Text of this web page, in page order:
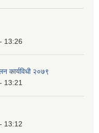
13:26
कार्यविधी २०७९
13:21
13:12